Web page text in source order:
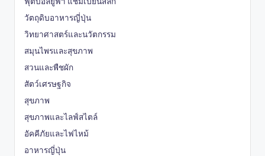
วัตถุดิบอาหารญี่ปุ่น
วิทยาศาสตร์และนวัตกรรม
สมุนไพรและสุขภาพ
สวนและพืชผัก
สัตว์เศรษฐกิจ
สุขภาพ
สุขภาพและไลฟ์สไตล์
อัคคีภัยและไฟไหม้
อาหารญี่ปุ่น